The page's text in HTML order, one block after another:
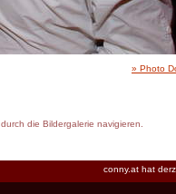
» Photo
durch die Bildergalerie navigieren.
conny.at hat